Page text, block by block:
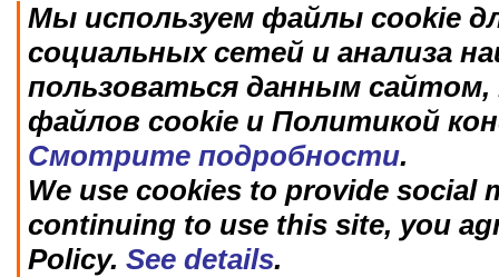
Мы используем файлы cookie
социальных сетей и анализа
пользоваться данным
файлов cookie и Политикой
Смотрите подробности.
We use cookies to provide social
continuing to use this site, you
Policy. See details.